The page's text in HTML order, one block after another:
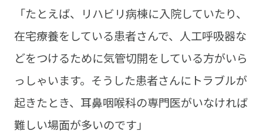
「たとえば、リハビリ病棟に入院していたり、
在宅療養をしている患者さんで、人工呼吸器な
どをつけるために気管切開をしている方がいら
っしゃいます。そうした患者さんにトラブルが
起きたとき、耳鼻咽喉科の専門医がいなければ
難しい場面が多いのです」